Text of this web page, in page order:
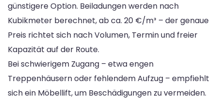
günstigere Option. Beiladungen werden nach
Kubikmeter berechnet, ab ca. 20 €/m³ – der genaue
Preis richtet sich nach Volumen, Termin und freier
Kapazität auf der Route.
Bei schwierigem Zugang – etwa engen
Treppenhäusern oder fehlendem Aufzug – empfiehlt
sich ein Möbellift, um Beschädigungen zu vermeiden.